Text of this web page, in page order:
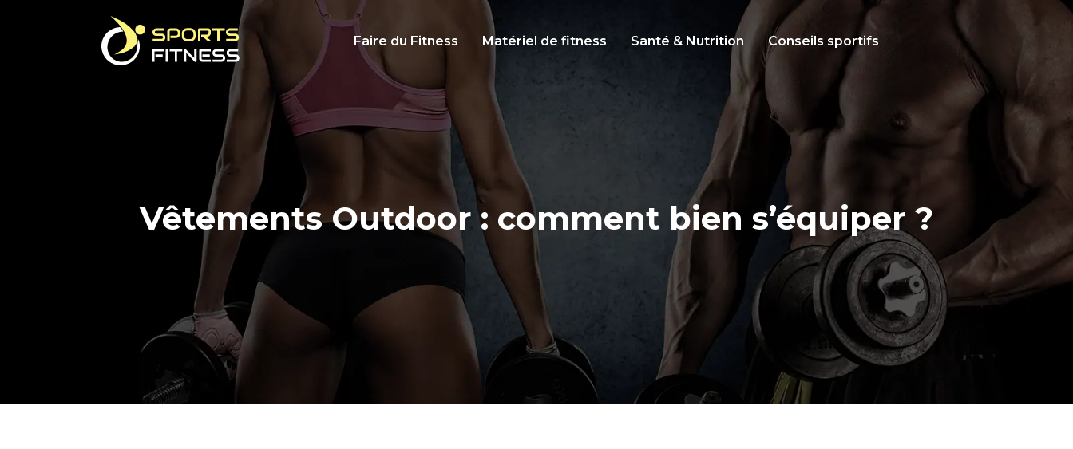
Faire du Fitness Matériel de fitness Santé & Nutrition Conseils sportifs
Vêtements Outdoor : comment bien s’équiper ?